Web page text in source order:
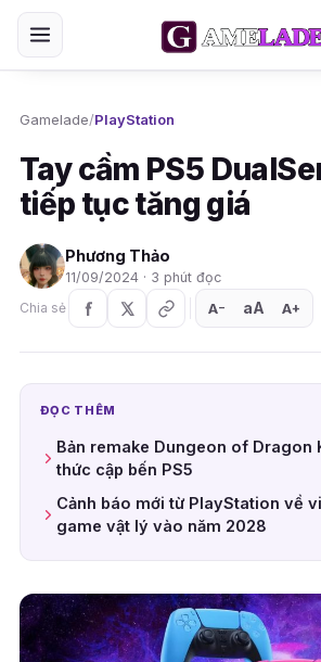
Gamelade/PlayStation
Tay cầm PS5
tiếp tục tăng giá
Phương Thảo
11/09/2024 · 3 phút đọc
Chia sẻ
A− aA A+
ĐỌC THÊM
Bản remake Dungeon of Dragon
thức cập bến PS5
Cảnh báo mới từ PlayStation về
game vật lý vào năm 2028